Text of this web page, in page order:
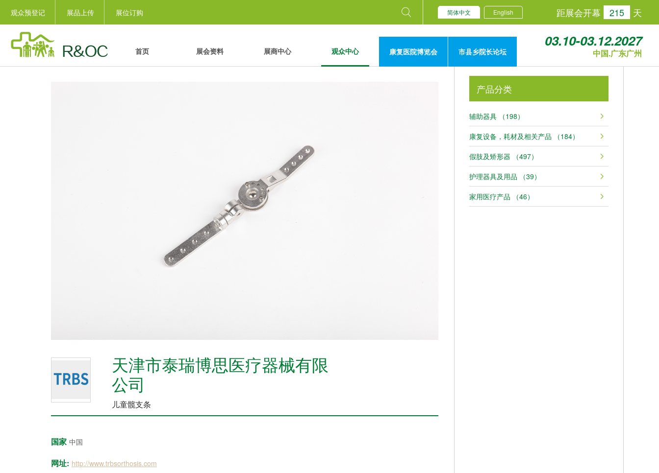
观众预登记 展品上传 展位订购 简体中文 English 距展会开幕 215 天
首页 展会资料 展商中心 观众中心 康复医院博览会 市县乡院长论坛
03.10-03.12.2027
中国.广东广州
天津市泰瑞博思医疗器械有限
公司
儿童髋支条
国家 中国
网址: http://www.trbsorthosis.com
产品分类
辅助器具 （198）
康复设备，耗材及相关产品 （184）
假肢及矫形器 （497）
护理器具及用品 （39）
家用医疗产品 （46）